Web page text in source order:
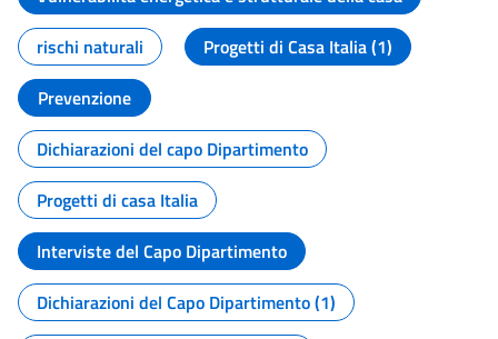
rischi naturali
Progetti di Casa Italia (1)
Prevenzione
Dichiarazioni del capo Dipartimento
Progetti di casa Italia
Interviste del Capo Dipartimento
Dichiarazioni del Capo Dipartimento (1)